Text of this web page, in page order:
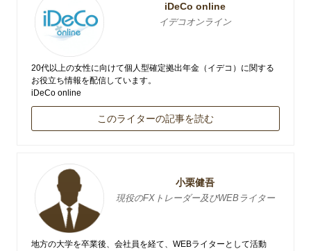
iDeCo online
イデコオンライン
20代以上の女性に向けて個人型確定拠出年金（イデコ）に関する
お役立ち情報を配信しています。
iDeCo online
このライターの記事を読む
小栗健吾
現役のFXトレーダー及びWEBライター
地方の大学を卒業後、会社員を経て、WEBライターとして活動